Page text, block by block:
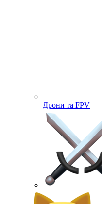
Дрони та FPV